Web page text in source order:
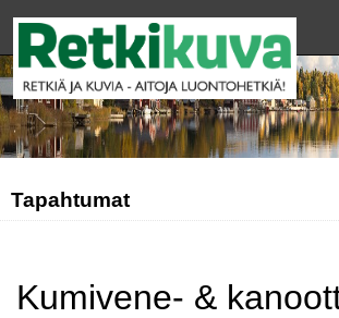
Tapahtumat
Kumivene- &